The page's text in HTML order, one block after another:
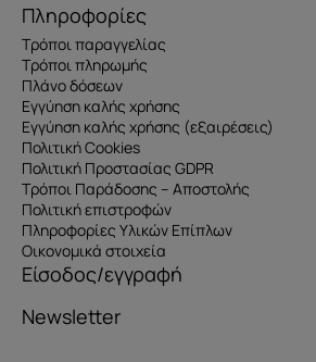
Πληροφορίες
Τρόποι παραγγελίας
Τρόποι πληρωμής
Πλάνο δόσεων
Εγγύηση καλής χρήσης
Εγγύηση καλής χρήσης (εξαιρέσεις)
Πολιτική Cookies
Πολιτική Προστασίας GDPR
Τρόποι Παράδοσης – Αποστολής
Πολιτική επιστροφών
Πληροφορίες Υλικών Επίπλων
Οικονομικά στοιχεία
Είσοδος/εγγραφή
Newsletter